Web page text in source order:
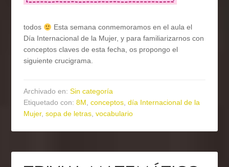
todos
Esta semana conmemoramos en el aula el
Día Internacional de la Mujer, y para familiarizarnos con
conceptos claves de esta fecha, os propongo el
siguiente crucigrama.
Archivado en:Sin categoría
Etiquetado con:8M,conceptos,día Internacional de la
Mujer,sopa de letras,vocabulario